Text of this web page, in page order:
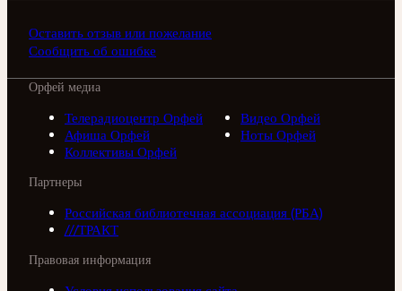
Оставить отзыв или пожелание
Сообщить об ошибке
Орфей медиа
Телерадиоцентр Орфей
Видео Орфей
Афиша Орфей
Ноты Орфей
Коллективы Орфей
Партнеры
Российская библиотечная ассоциация (РБА)
///ТРАКТ
Правовая информация